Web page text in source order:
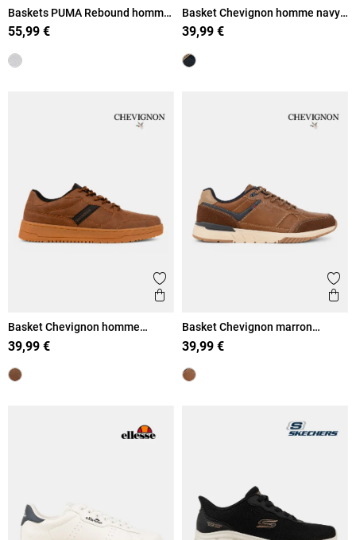
Baskets PUMA Rebound homme
(41-46)
55,99 €
Basket Chevignon homme navy
(41-46)
39,99 €
Ajouter aux favoris
Aperçu rapide
Basket Chevignon homme
marron (41-46)
39,99 €
Basket Chevignon marron
homme (41-46)
39,99 €